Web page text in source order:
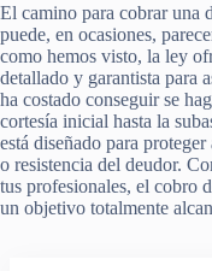
El camino para cobrar una
puede, en ocasiones,
como hemos visto, la ley
detallado y garantista para
ha costado conseguir se
cortesía inicial hasta la
está diseñado para
o resistencia del deudor.
tus profesionales, el cobro
un objetivo totalmente